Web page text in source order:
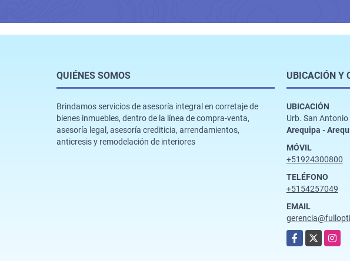
QUIÉNES SOMOS
Brindamos servicios de asesoría integral en corretaje de
bienes inmuebles, dentro de la línea de compra-venta,
asesoría legal, asesoría crediticia, arrendamientos,
anticresis y remodelación de interiores
UBICACIÓN Y
UBICACIÓN
Urb. San Antonio
Arequipa -
MÓVIL
+51924300800
TELÉFONO
+5154257049
EMAIL
Facebook
X